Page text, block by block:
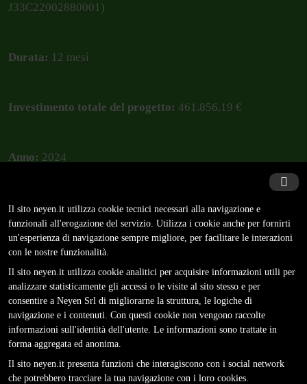
J33C22002880001)
Durata: 12 mesi
Investimento totale del progetto: 461.856,19 €
Anno: 2024
Mercato di riferimento:Telecomunicazioni, Energia
Partners: CRS4, NEYEN
Contributo ammesso:411.752,26 €
Contributo Spindox S.p.A. : 174.038,98 €
Il sito neyen.it utilizza cookie tecnici necessari alla navigazione e
funzionali all'erogazione del servizio. Utilizza i cookie anche per fornirti
un'esperienza di navigazione sempre migliore, per facilitare le interazioni
con le nostre funzionalità.
Il sito neyen.it utilizza cookie analitici per acquisire informazioni utili per
analizzare statisticamente gli accessi o le visite al sito stesso e per
consentire a Neyen Srl di migliorarne la struttura, le logiche di
navigazione e i contenuti. Con questi cookie non vengono raccolte
informazioni sull'identità dell'utente. Le informazioni sono trattate in
forma aggregata ed anonima.
Il sito neyen.it presenta funzioni che interagiscono con i social network
che potrebbero tracciare la tua navigazione con i loro cookies.